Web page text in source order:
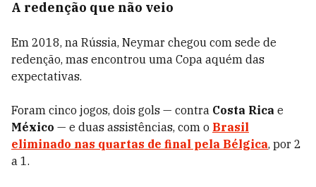
A redenção que não veio
Em 2018, na Rússia, Neymar chegou com sede de
redenção, mas encontrou uma Copa aquém das
expectativas.
Foram cinco jogos, dois gols — contra Costa Rica e
México — e duas assistências, com o Brasil
eliminado nas quartas de final pela Bélgica, por 2
a 1.